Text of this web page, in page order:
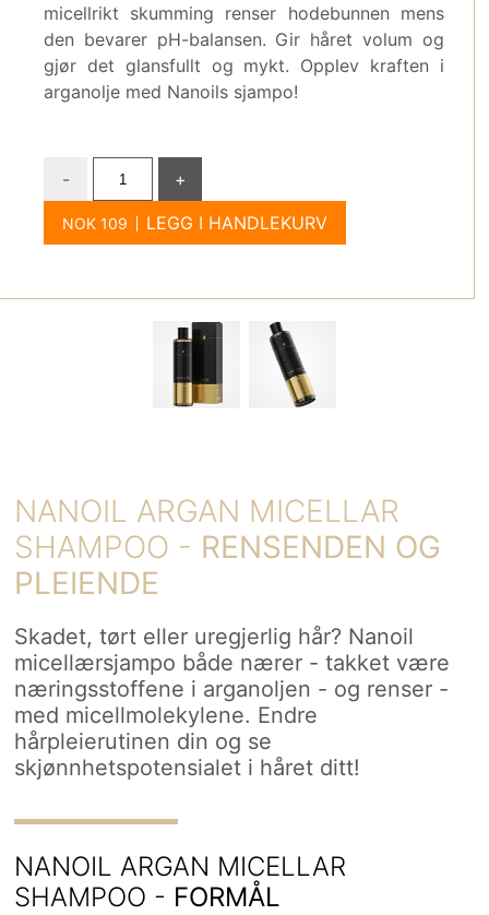
micellrikt skumming renser hodebunnen mens
den bevarer pH-balansen. Gir håret volum og
gjør det glansfullt og mykt. Opplev kraften i
arganolje med Nanoils sjampo!
-
+
LEGG I HANDLEKURV
NANOIL ARGAN MICELLAR
SHAMPOO - RENSENDEN OG
PLEIENDE
Skadet, tørt eller uregjerlig hår? Nanoil
micellærsjampo både nærer - takket være
næringsstoffene i arganoljen - og renser -
med micellmolekylene. Endre
hårpleierutinen din og se
skjønnhetspotensialet i håret ditt!
NANOIL ARGAN MICELLAR
SHAMPOO - FORMÅL